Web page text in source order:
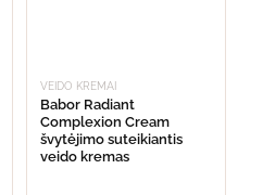
VEIDO KREMAI
Babor Radiant
Complexion Cream
švytėjimo suteikiantis
veido kremas